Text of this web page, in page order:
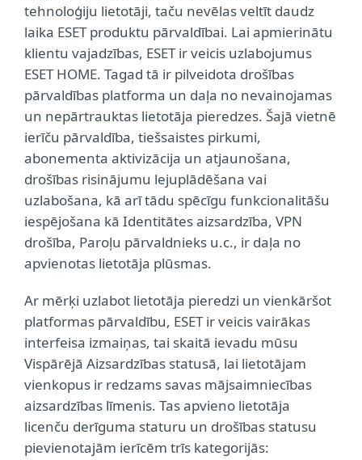
tehnoloģiju lietotāji, taču nevēlas veltīt daudz
laika ESET produktu pārvaldībai. Lai apmierinātu
klientu vajadzības, ESET ir veicis uzlabojumus
ESET HOME. Tagad tā ir pilveidota drošības
pārvaldības platforma un daļa no nevainojamas
un nepārtrauktas lietotāja pieredzes. Šajā vietnē
ierīču pārvaldība, tiešsaistes pirkumi,
abonementa aktivizācija un atjaunošana,
drošības risinājumu lejuplādēšana vai
uzlabošana, kā arī tādu spēcīgu funkcionalitāšu
iespējošana kā Identitātes aizsardzība, VPN
drošība, Paroļu pārvaldnieks u.c., ir daļa no
apvienotas lietotāja plūsmas.
Ar mērķi uzlabot lietotāja pieredzi un vienkāršot
platformas pārvaldību, ESET ir veicis vairākas
interfeisa izmaiņas, tai skaitā ievadu mūsu
Vispārējā Aizsardzības statusā, lai lietotājam
vienkopus ir redzams savas mājsaimniecības
aizsardzības līmenis. Tas apvieno lietotāja
licenču derīguma staturu un drošības statusu
pievienotajām ierīcēm trīs kategorijās: